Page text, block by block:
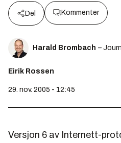
Del Kommenter
Harald Brombach –
Eirik Rossen
29. nov. 2005 - 12:45
Versjon 6 av Internett-